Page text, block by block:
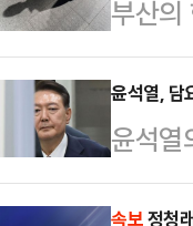
드라마
다보
속 인
된 에
가자지
시"라
었고 …
부산의
받고
속 입
물 주
전치 6
윤석열, 담
윤석열
래의
속보정청